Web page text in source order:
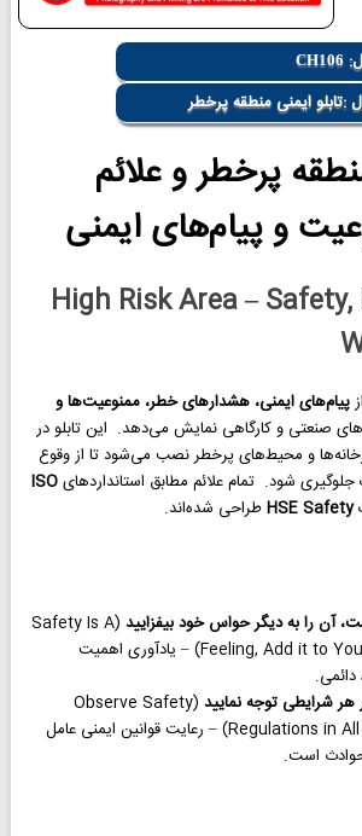
CH106
:تابلو ایمنی منطقه پرخطر
پرخطر و علائم
و پیام‌های ایمنی
High Risk Area –
پیام‌های ایمنی، هشدارهای خطر، ممنوعیت‌ها و
صنعتی و کارگاهی نمایش می‌دهد. این تابلو در
کارخانه‌ها و محیط‌های پرخطر نصب می‌شود تا از وقوع
شود. تمام علائم مطابق استانداردهایISO
HSE Safetyطراحی شده‌اند.
را به دیگر حواس خود بیفزایید (Safety Is A
Feeling, Add it to Your Other Senses) – یادآوری اهمیت
هر شرایطی توجه نمایید (Observe Safety
Regulations in All Circumstances) – رعایت قوانین ایمنی عامل
است.